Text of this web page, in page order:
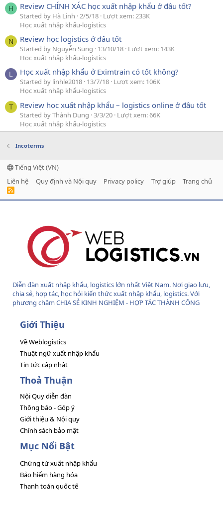
H Review CHÍNH XÁC học xuất nhập khẩu ở đâu tốt?
Started by Hà Linh 2/5/18 Lượt xem: 233K
Học xuất nhập khẩu-logistics
N Review học logistics ở đâu tốt
Started by Nguyễn Sung 13/10/18 Lượt xem: 143K
Học xuất nhập khẩu-logistics
L Học xuất nhập khẩu ở Eximtrain có tốt không?
Started by linhle2018 13/7/18 Lượt xem: 106K
Học xuất nhập khẩu-logistics
T Review học xuất nhập khẩu – logistics online ở đâu tốt
Started by Thành Dung 3/3/20 Lượt xem: 66K
Học xuất nhập khẩu-logistics
Incoterms
Tiếng Việt (VN)
Liên hệ
Quy định và Nội quy Privacy policy Trợ giúp Trang chủ
R
Diễn đàn xuất nhập khẩu, logistics lớn nhất Việt Nam. Nơi giao lưu,
chia sẻ, hợp tác, học hỏi kiến thức xuất nhập khẩu, logistics. Với
phương châm CHIA SẺ KINH NGHIỆM - HỢP TÁC THÀNH CÔNG
Giới Thiệu
Về Weblogistics
Thuật ngữ xuất nhập khẩu
Tin tức cập nhật
Thoả Thuận
Nội Quy diễn đàn
Thông báo - Góp ý
Giới thiệu & Nội quy
Chính sách bảo mật
Mục Nổi Bật
Chứng từ xuất nhập khẩu
Bảo hiểm hàng hóa
Thanh toán quốc tế